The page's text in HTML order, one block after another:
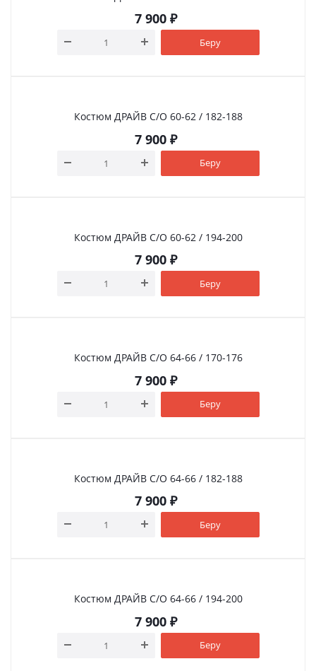
7 900₽
Беру
Костюм ДРАЙВ С/О 60-62 / 182-188
7 900₽
Беру
Костюм ДРАЙВ С/О 60-62 / 194-200
7 900₽
Беру
Костюм ДРАЙВ С/О 64-66 / 170-176
7 900₽
Беру
Костюм ДРАЙВ С/О 64-66 / 182-188
7 900₽
Беру
Костюм ДРАЙВ С/О 64-66 / 194-200
7 900₽
Беру